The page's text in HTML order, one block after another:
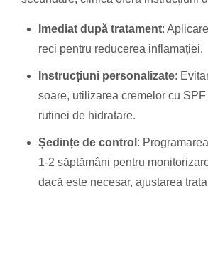
Imediat după tratament:
reci pentru reducerea inflamației.
Instrucțiuni personalizate:
soare, utilizarea cremelor cu
rutinei de hidratare.
Ședințe de control :
1-2 săptămâni pentru
dacă este necesar, ajustarea